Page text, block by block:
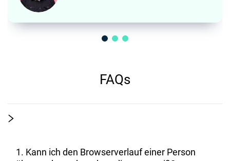
FAQs
1. Kann ich den Browserverlauf einer Person